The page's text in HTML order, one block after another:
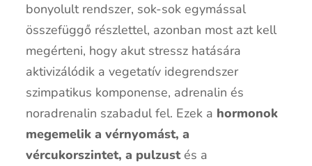
bonyolult rendszer, sok-sok egymással
összefüggő részlettel, azonban most azt kell
megérteni, hogy akut stressz hatására
aktivizálódik a vegetatív idegrendszer
szimpatikus komponense, adrenalin és
noradrenalin szabadul fel. Ezek a hormonok
megemelik a vérnyomást, a
vércukorszintet, a pulzustés a